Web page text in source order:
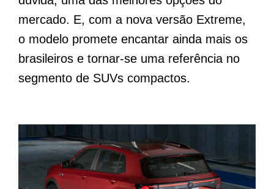
mercado. E, com a nova versão Extreme,
o modelo promete encantar ainda mais os
brasileiros e tornar-se uma referência no
segmento de SUVs compactos.